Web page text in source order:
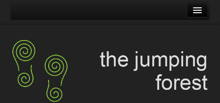
The Pilgrim Stone
Blog Encaminados
Carles
Maribelia en Movimiento